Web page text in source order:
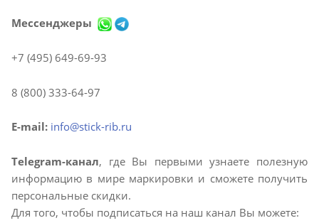
Мессенджеры
+7 (495) 649-69-93
8 (800) 333-64-97
E-mail: info@stick-rib.ru
Telegram-канал, где Вы первыми узнаете полезную
информацию в мире маркировки и сможете получить
персональные скидки.
Для того, чтобы подписаться на наш канал Вы можете: